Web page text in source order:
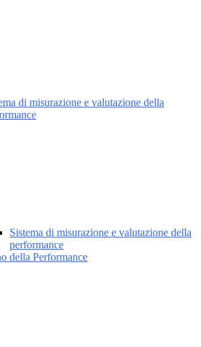
di misurazione e valutazione della
Sistema di misurazione e valutazione della
performance
della Performance